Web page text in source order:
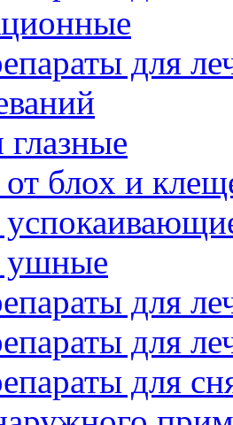
для
блох и
ушные
для
для
для